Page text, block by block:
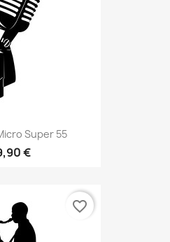
Super 55
€
favorite_border